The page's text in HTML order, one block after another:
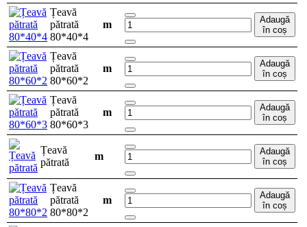
Țeavă
pătrată
80*40*4
m
Adaugă
în coș
Țeavă
pătrată
80*60*2
m
Adaugă
în coș
Țeavă
pătrată
80*60*3
m
Adaugă
în coș
Țeavă
pătrată
m
Adaugă
în coș
Țeavă
pătrată
80*80*2
m
Adaugă
în coș